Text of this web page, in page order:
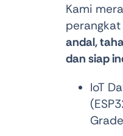
Kami
perangkat
andal,
dan siap
IoT